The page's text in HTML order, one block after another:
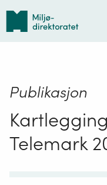
Tilbake
forsiden
Publikasjon
Telemark